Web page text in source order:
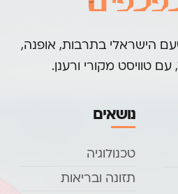
הישראלי בתרבות, אופנה,
עם טוויסט מקורי ורענן.
נושאים
טכנולוגיה
תזונה ובריאות